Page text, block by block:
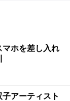
ホを差し入れ
アーティスト